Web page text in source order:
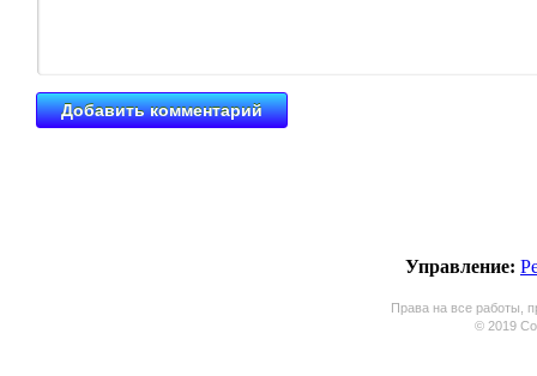
Управление:
Права на все работы,
© 2019